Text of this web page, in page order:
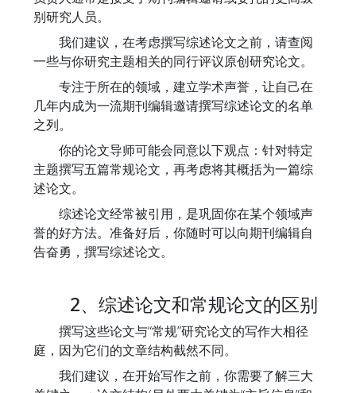
别研究人员。
我们建议，在考虑撰写综述论文之前，请查阅
一些与你研究主题相关的同行评议原创研究论文。
专注于所在的领域，建立学术声誉，让自己在
几年内成为一流期刊编辑邀请撰写综述论文的名单
之列。
你的论文导师可能会同意以下观点：针对特定
主题撰写五篇常规论文，再考虑将其概括为一篇综
述论文。
综述论文经常被引用，是巩固你在某个领域声
誉的好方法。准备好后，你随时可以向期刊编辑自
告奋勇，撰写综述论文。
2、综述论文和常规论文的区别
撰写这些论文与“常规”研究论文的写作大相径
庭，因为它们的文章结构截然不同。
我们建议，在开始写作之前，你需要了解三大